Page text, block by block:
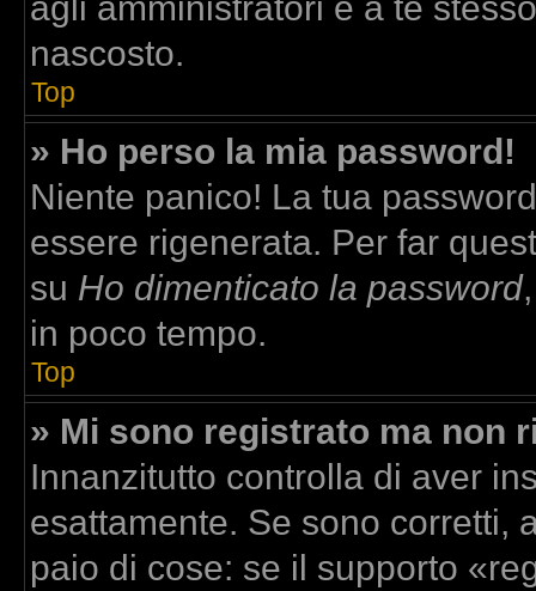
nascosto.
Top
» Ho perso la mia password!
Niente panico! La tua
essere rigenerata. Per far
su Ho dimenticato la password
in poco tempo.
Top
» Mi sono registrato ma non
Innanzitutto controlla di aver
esattamente. Se sono corretti,
paio di cose: se il supporto